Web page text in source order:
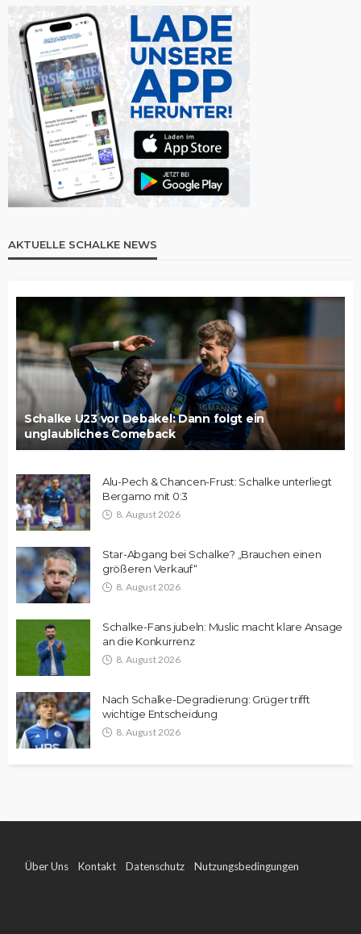
AKTUELLE SCHALKE NEWS
Schalke U23 vor Debakel: Dann folgt ein
unglaubliches Comeback
Alu-Pech & Chancen-Frust: Schalke unterliegt
Bergamo mit 0:3
8. August 2026
Star-Abgang bei Schalke? „Brauchen einen
größeren Verkauf“
8. August 2026
Schalke-Fans jubeln: Muslic macht klare Ansage
an die Konkurrenz
8. August 2026
Nach Schalke-Degradierung: Grüger trifft
wichtige Entscheidung
8. August 2026
Über Uns Kontakt Datenschutz Nutzungsbedingungen